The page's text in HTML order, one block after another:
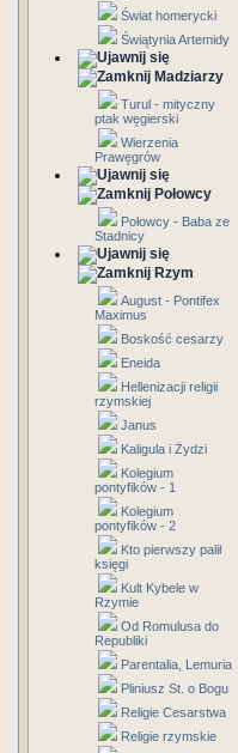
Świat homerycki
Świątynia Artemidy
Madziarzy
Turul - mityczny
ptak węgierski
Wierzenia
Prawęgrów
Połowcy
Połowcy - Baba ze
Stadnicy
Rzym
August - Pontifex
Maximus
Boskość cesarzy
Eneida
Hellenizacji religii
rzymskiej
Janus
Kaligula i Żydzi
Kolegium
pontyfików - 1
Kolegium
pontyfików - 2
Kto pierwszy palił
księgi
Kult Kybele w
Rzymie
Od Romulusa do
Republiki
Parentalia, Lemuria
Pliniusz St. o Bogu
Religie Cesarstwa
Religie rzymskie